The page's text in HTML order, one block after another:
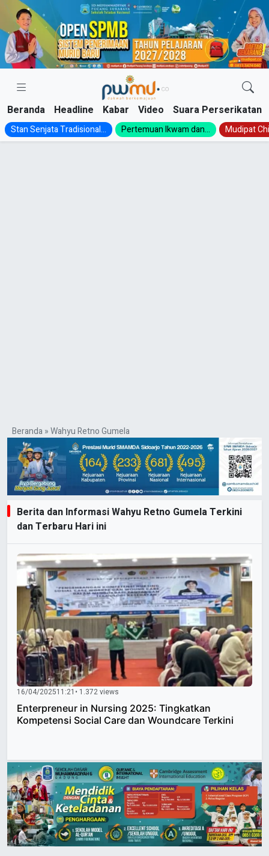
Skip
content
Beranda Headline Kabar Video Suara Perserikatan
Stan Senjata Tradisional... Pertemuan Ikwam dan... Mudipat
Beranda»Wahyu Retno Gumela
Berita dan Informasi Wahyu Retno Gumela Terkini
dan Terbaru Hari ini
16/04/202511:21 • 1.372 views
Enterpreneur in Nursing 2025: Tingkatkan
Kompetensi Social Care dan Woundcare Terkini